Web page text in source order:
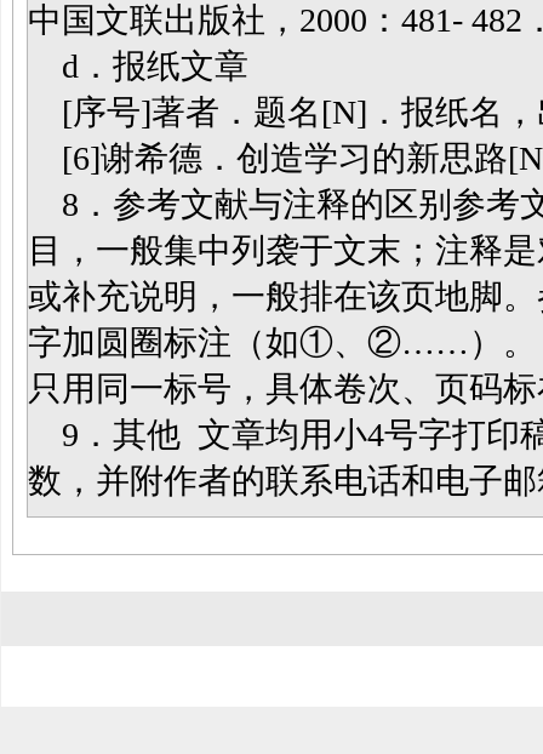
中国文联出版社，2000：481- 482
d．报纸文章
[序号]著者．题名[N]．报纸名，
[6]谢希德．创造学习的新思路
8．参考文献与注释的区别参考
目，一般集中列袭于文末；注释
或补充说明，一般排在该页地脚
字加圆圈标注（如①、②……）。
只用同一标号，具体卷次、页码
9．其他 文章均用小4号字打印
数，并附作者的联系电话和电子